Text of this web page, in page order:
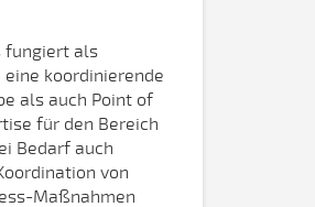
fungiert als
koordinierende
als auch Point of
für den Bereich
Bedarf auch
von
Maßnahmen